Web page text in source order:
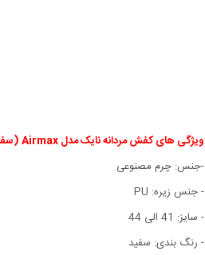
ویژگی های کفش مردانه نایک مدل Airmax (سفید):
-جنس: چرم مصنوعی
- جنس زیره: PU
- سایز: 41 الی 44
- رنگ بندی: سفید